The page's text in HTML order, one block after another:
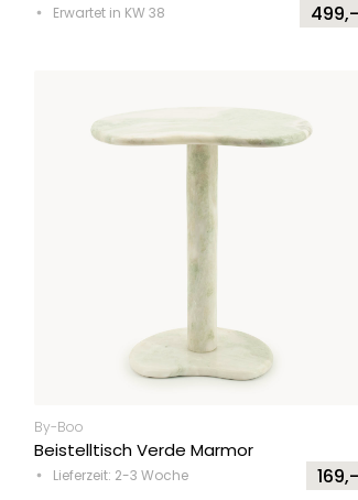
Erwartet in KW 38 499,-
By-Boo
Beistelltisch Verde Marmor
Lieferzeit: 2-3 Woche 169,-